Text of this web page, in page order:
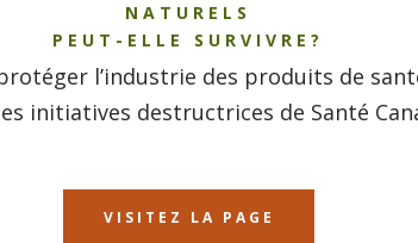
NATURELS
PEUT-ELLE SURVIVRE?
l’industrie des produits de
initiatives destructrices de Santé
VISITEZ LA PAGE